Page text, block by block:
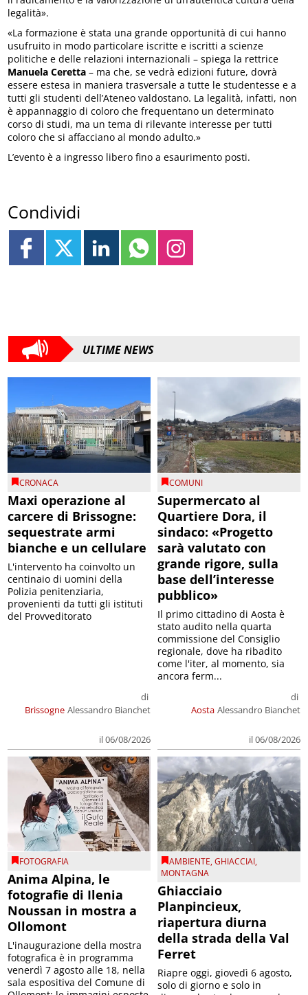
legalità».
«La formazione è stata una grande opportunità di cui hanno
usufruito in modo particolare iscritte e iscritti a scienze
politiche e delle relazioni internazionali – spiega la rettrice
Manuela Ceretta – ma che, se vedrà edizioni future, dovrà
essere estesa in maniera trasversale a tutte le studentesse e a
tutti gli studenti dell’Ateneo valdostano. La legalità, infatti, non
è appannaggio di coloro che frequentano un determinato
corso di studi, ma un tema di rilevante interesse per tutti
coloro che si affacciano al mondo adulto.»
L’evento è a ingresso libero fino a esaurimento posti.
Condividi
ULTIME NEWS
CRONACA
Maxi operazione al
carcere di Brissogne:
sequestrate armi
bianche e un cellulare
Brissogne
di
Alessandro Bianchet
il 06/08/2026
L'intervento ha coinvolto un
centinaio di uomini della
Polizia penitenziaria,
provenienti da tutti gli istituti
del Provveditorato
COMUNI
Supermercato al
Quartiere Dora, il
sindaco: «Progetto
sarà valutato con
grande rigore, sulla
base dell’interesse
pubblico»
Aosta
di
Alessandro Bianchet
il 06/08/2026
Il primo cittadino di Aosta è
stato audito nella quarta
commissione del Consiglio
regionale, dove ha ribadito
come l'iter, al momento, sia
ancora ferm...
FOTOGRAFIA
Anima Alpina, le
fotografie di Ilenia
Noussan in mostra a
Ollomont
L'inaugurazione della mostra
fotografica è in programma
venerdì 7 agosto alle 18, nella
sala espositiva del Comune di
AMBIENTE,GHIACCIAI,
MONTAGNA
Ghiacciaio
Planpincieux,
riapertura diurna
della strada della Val
Ferret
Riapre oggi, giovedì 6 agosto,
solo di giorno e solo in